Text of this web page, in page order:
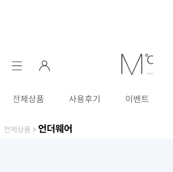
전체상품 사용후기 이벤트
전체상품 > 언더웨어